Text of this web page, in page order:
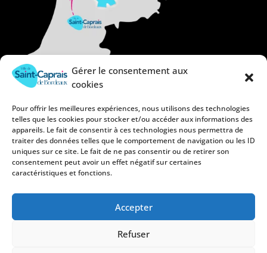
Gérer le consentement aux
cookies
Pour offrir les meilleures expériences, nous utilisons des technologies
telles que les cookies pour stocker et/ou accéder aux informations des
appareils. Le fait de consentir à ces technologies nous permettra de
traiter des données telles que le comportement de navigation ou les ID
uniques sur ce site. Le fait de ne pas consentir ou de retirer son
consentement peut avoir un effet négatif sur certaines
caractéristiques et fonctions.
Accepter
Refuser